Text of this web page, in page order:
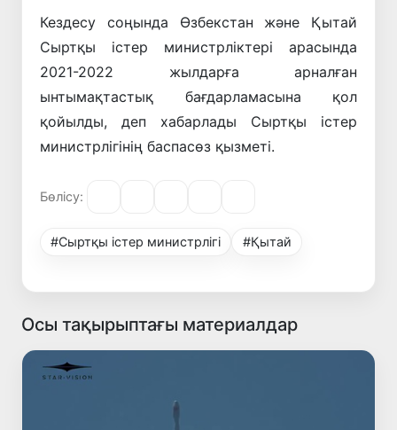
Кездесу соңында Өзбекстан және Қытай
Сыртқы істер министрліктері арасында
2021-2022 жылдарға арналған
ынтымақтастық бағдарламасына қол
қойылды, деп хабарлады Сыртқы істер
министрлігінің баспасөз қызметі.
Бөлісу:
#Сыртқы істер министрлігі #Қытай
Осы тақырыптағы материалдар